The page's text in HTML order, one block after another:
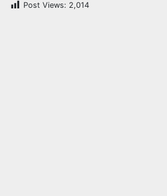
Post Views: 2,014